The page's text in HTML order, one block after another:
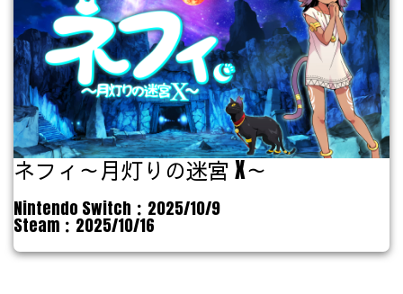
ネフィ～月灯りの迷宮 X～
Nintendo Switch：2025/10/9
Steam：2025/10/16